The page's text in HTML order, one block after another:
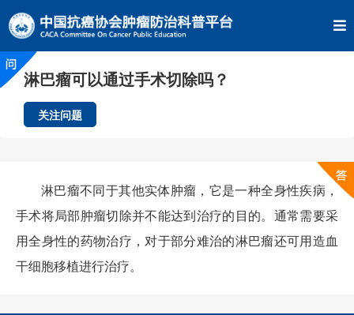
淋巴瘤可以通过手术切除吗？
关注问题
淋巴瘤不同于其他实体肿瘤，它是一种全身性疾病，
手术将局部肿瘤切除并不能达到治疗的目的。通常需要采
用全身性的药物治疗，对于部分难治的淋巴瘤还可用造血
干细胞移植进行治疗。